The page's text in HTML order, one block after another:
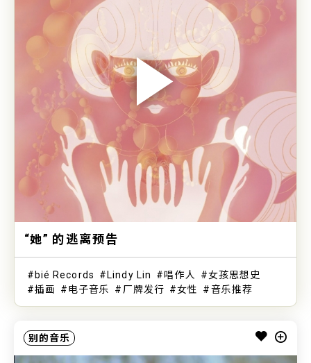
“她” 的逃离预告
bié Records Lindy Lin 唱作人
女孩思想史
插画
电子音乐 厂牌发行 女性 音乐推荐
别的音乐